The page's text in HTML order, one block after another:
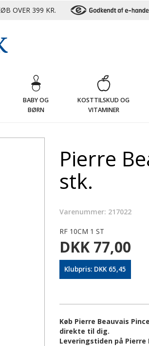
OVER 399 KR.
BABY OG
BØRN
KOSTTILSKUD OG
VITAMINER
Pierre
stk.
Varenummer: 217022
RF 10CM 1 ST
DKK 77,00
Klubpris: DKK 65,45
Køb Pierre Beauvais
direkte til dig.
Leveringstiden på Pierre